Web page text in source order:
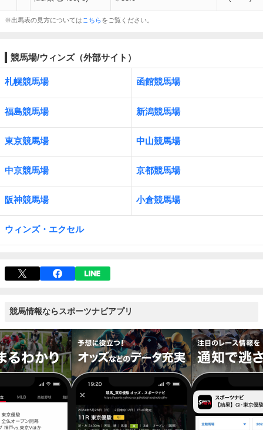
※出馬表の見方については こちらをご覧ください。
競馬場/ウィンズ（外部サイト）
札幌競馬場 函館競馬場
福島競馬場 新潟競馬場
東京競馬場 中山競馬場
中京競馬場 京都競馬場
阪神競馬場 小倉競馬場
ウィンズ・エクセル
競馬情報ならスポーツナビアプリ